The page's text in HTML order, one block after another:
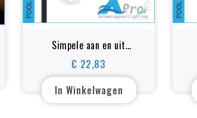
Simpele aan en uit
schakelaar + RF
afstandsbediening
€ 22,83
Prijs
In Winkelwagen